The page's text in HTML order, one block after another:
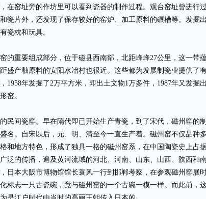
在窑址旁的作坊里可以看到瓷器的制作过程。观台窑址曾进行
瓷片外，还发现了保存较好的窑炉、加工原料的碾槽等。发掘
瓷枕和玩具。
的重要组成部分，位于磁县西南部，北距峰峰27公里，这一带
盛产釉原料的安阳水冶村也很近。这些都为发展制瓷业提供了有
1958年发掘了2万平方米，即出土文物1万多件，1987年又发掘
窑。
民间瓷窑。早在隋代即已开始生产青瓷，到了宋代，磁州窑的
名。自宋以后，元、明、清至今一直生产着。磁州窑不仅品种
和地方特色，形成了独具一格的磁州窑系，在中国陶瓷史上占
泛的传播，遍及黄河流域的河北、河南、山东、山西、陕西和南
日本大阪市博物馆馆长蓑风一行到邯郸考察，在参观磁州窑展
标志一只古瓷碗，竟与磁州窑的一个古碗一模一样。而此前，